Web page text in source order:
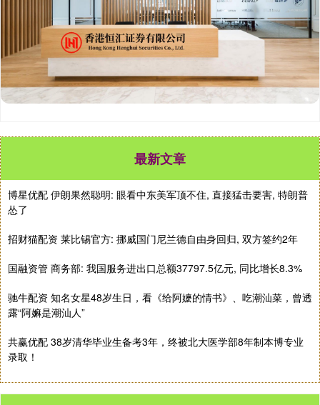
最新文章
博星优配 伊朗果然聪明: 眼看中东美军顶不住, 直接猛击要害, 特朗普
怂了
招财猫配资 莱比锡官方: 挪威国门尼兰德自由身回归, 双方签约2年
国融资管 商务部: 我国服务进出口总额37797.5亿元, 同比增长8.3%
驰牛配资 知名女星48岁生日，看《给阿嬷的情书》、吃潮汕菜，曾透
露“阿嫲是潮汕人”
共赢优配 38岁清华毕业生备考3年，终被北大医学部8年制本博专业
录取！